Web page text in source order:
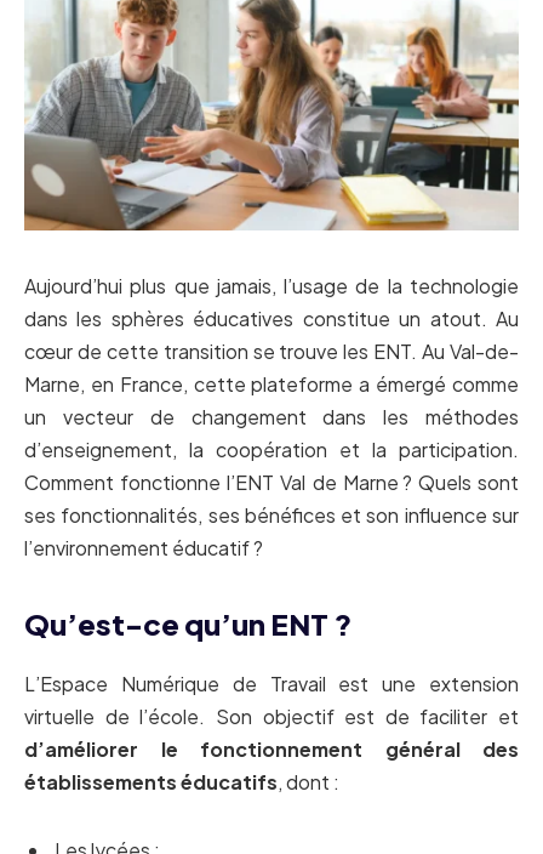
Aujourd’hui plus que jamais, l’usage de la technologie
dans les sphères éducatives constitue un atout. Au
cœur de cette transition se trouve les ENT. Au Val-de-
Marne, en France, cette plateforme a émergé comme
un vecteur de changement dans les méthodes
d’enseignement, la coopération et la participation.
Comment fonctionne l’ENT Val de Marne ? Quels sont
ses fonctionnalités, ses bénéfices et son influence sur
l’environnement éducatif ?
Qu’est-ce qu’un ENT ?
L’Espace Numérique de Travail est une extension
virtuelle de l’école. Son objectif est de faciliter et
d’améliorer le fonctionnement général des
établissements éducatifs, dont :